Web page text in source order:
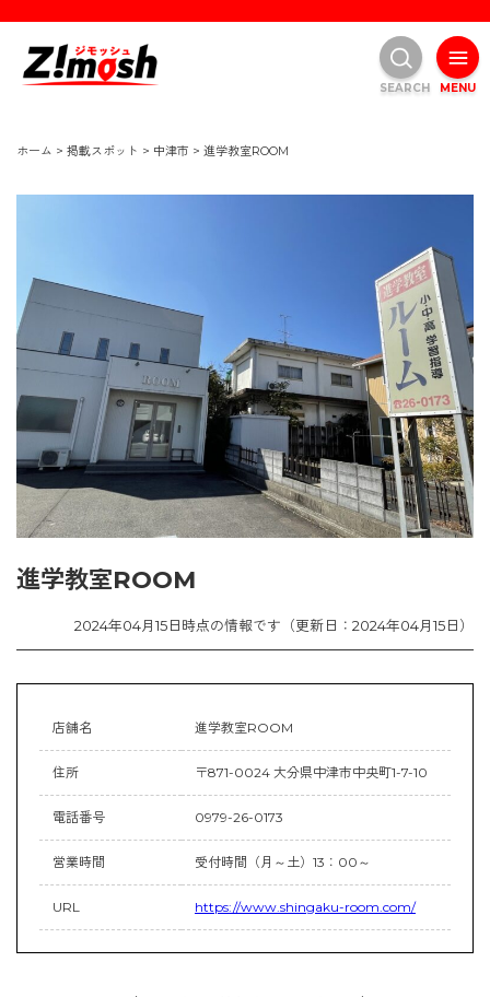
ホーム > 掲載スポット > 中津市 > 進学教室ROOM
進学教室ROOM
2024年04月15日時点の情報です（更新日：2024年04月15日）
店舗名 進学教室ROOM
住所 〒871-0024 大分県中津市中央町1-7-10
電話番号 0979-26-0173
営業時間 受付時間（月～土）13：00～
URL https://www.shingaku-room.com/
MENU
SEARCH